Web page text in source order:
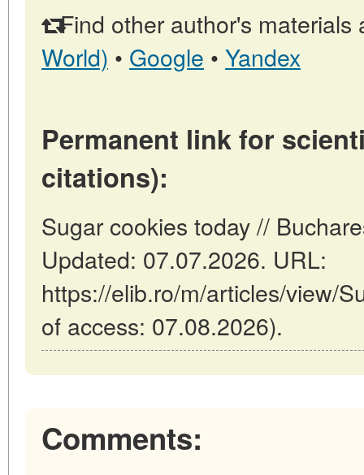
Find other author's materials
World) • Google • Yandex
Permanent link for
citations):
Sugar cookies today //
Updated: 07.07.2026. URL:
https://elib.ro/m/articles/view/
of access: 07.08.2026).
Comments: